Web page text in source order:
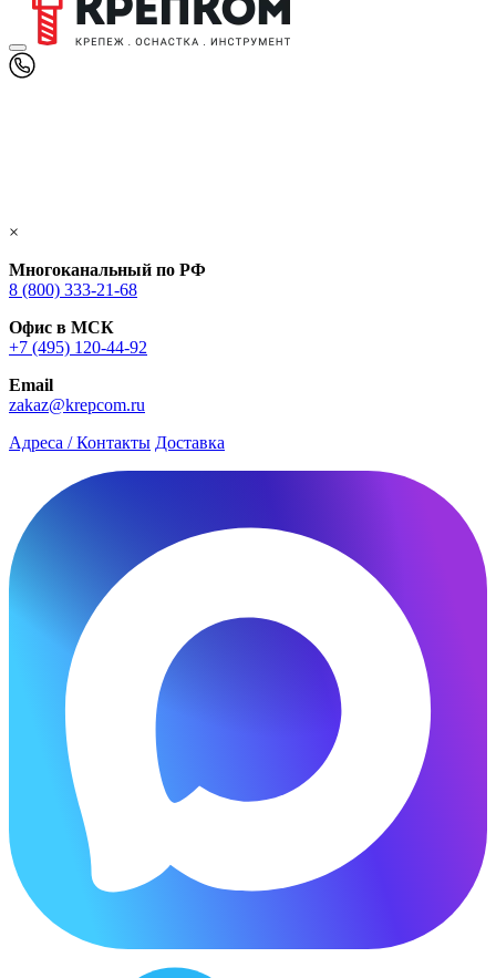
×
Многоканальный по РФ
8 (800) 333‑21-68
Офис в МСК
+7 (495) 120-44-92
Email
zakaz@krepcom.ru
Адреса / Контакты Доставка